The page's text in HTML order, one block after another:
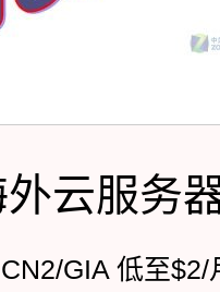
云服务
GIA 低至$2/